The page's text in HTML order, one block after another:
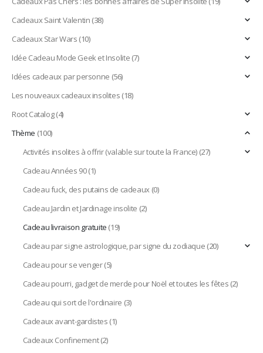
Cadeaux Saint Valentin(38)
Cadeaux Star Wars(10)
Idée Cadeau Mode Geek et Insolite(7)
Idées cadeaux par personne (56)
Les nouveaux cadeaux insolites(18)
Root Catalog(4)
Thème (100)
Activités insolites à offrir (valable sur toute la France)(27)
Cadeau Années 90(1)
Cadeau fuck, des putains de cadeaux(0)
Cadeau Jardin et Jardinage insolite (2)
Cadeau livraison gratuite(19)
Cadeau par signe astrologique, par signe du zodiaque(20)
Cadeau pour se venger(5)
Cadeau pourri, gadget de merde pour Noël et toutes les fêtes(2)
Cadeau qui sort de l'ordinaire (3)
Cadeaux avant-gardistes(1)
Cadeaux Confinement(2)